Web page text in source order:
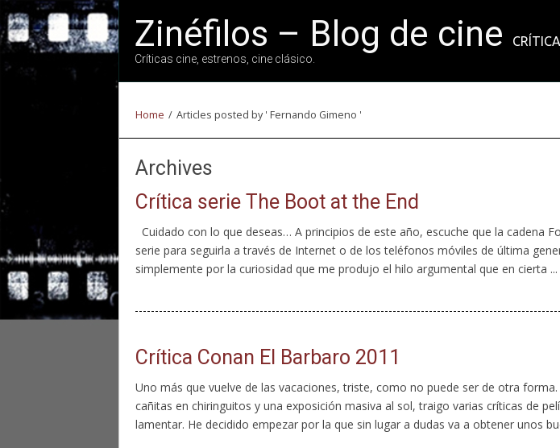
Zinéfilos – Blog de cine
Críticas cine, estrenos, cine clásico.
Home / Articles posted by ' Fernando Gimeno '
Archives
Crítica serie The Boot at the End
Cuidado con lo que deseas… A principios de este año, escuche que la cadena
serie para seguirla a través de Internet o de los teléfonos móviles de última
simplemente por la curiosidad que me produjo el hilo argumental que en cierta ...
Crítica Conan El Barbaro 2011
Uno más que vuelve de las vacaciones, triste, como no puede ser de otra
cañitas en chiringuitos y una exposición masiva al sol, traigo varias críticas de
lamentar. He decidido empezar por la que sin lugar a dudas va a obtener unos